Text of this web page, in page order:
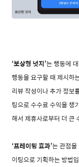
‘보상형 넛지’는 행동에
행동을 요구할 때 제시하
리뷰 작성이나 추가 정보
팅으로 수수료 수익을 챙
해서 제휴사로부터 더 큰
‘프레이밍 효과’는 관점
이팅으로 기획하는 방법